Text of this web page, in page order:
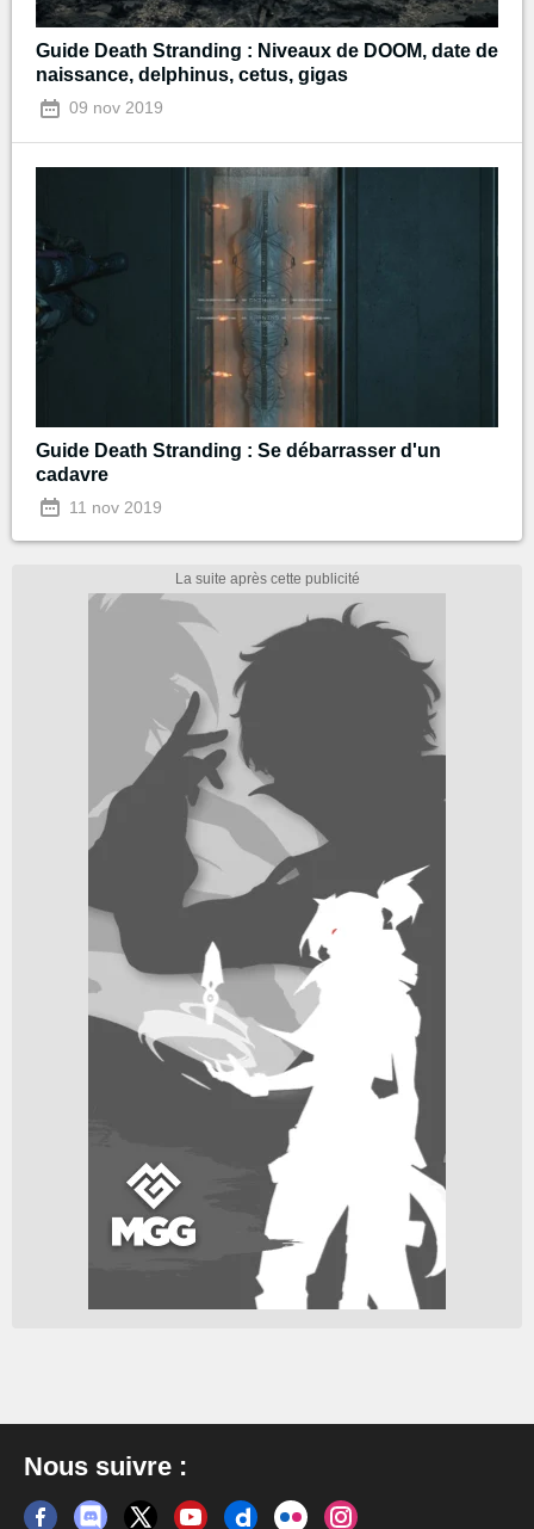
Guide Death Stranding : Niveaux de DOOM, date de
naissance, delphinus, cetus, gigas
09 nov 2019
Guide Death Stranding : Se débarrasser d'un
cadavre
11 nov 2019
Nous suivre :